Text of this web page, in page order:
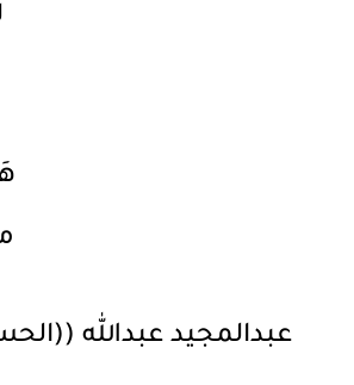
عبدالمجيد عبدالله